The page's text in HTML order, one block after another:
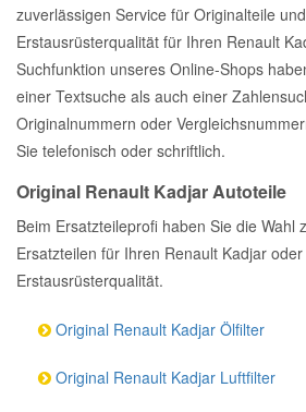
zuverlässigen Service für Originalteile
Erstausrüsterqualität für Ihren Renault
Suchfunktion unseres Online-Shops
einer Textsuche als auch einer
Originalnummern oder
Sie telefonisch oder schriftlich.
Original Renault Kadjar Autoteile
Beim Ersatzteileprofi haben Sie die Wahl
Ersatzteilen für Ihren Renault Kadjar
Erstausrüsterqualität.
Original Renault Kadjar Ölfilter
Original Renault Kadjar Luftfilter